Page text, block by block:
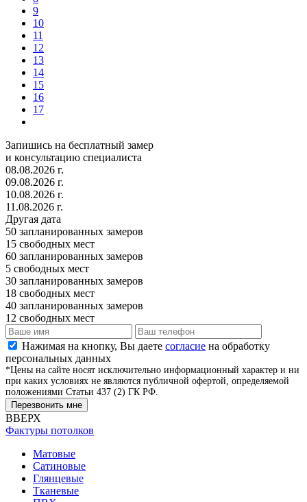
9
10
11
12
13
14
15
16
17
Запишись на бесплатный замер
и консультацию специалиста
08.08.2026 г.
09.08.2026 г.
10.08.2026 г.
11.08.2026 г.
Другая дата
50 запланированных замеров
15 свободных мест
60 запланированных замеров
5 свободных мест
30 запланированных замеров
18 свободных мест
40 запланированных замеров
12 свободных мест
Нажимая на кнопку, Вы даете согласие на обработку
персональных данных
*Цены на сайте носят исключительно информационный характер и ни
при каких условиях не являются публичной офертой, определяемой
положениями Статьи 437 (2) ГК РФ.
Перезвонить мне
ВВЕРХ
Фактуры потолков
Матовые
Сатиновые
Глянцевые
Тканевые